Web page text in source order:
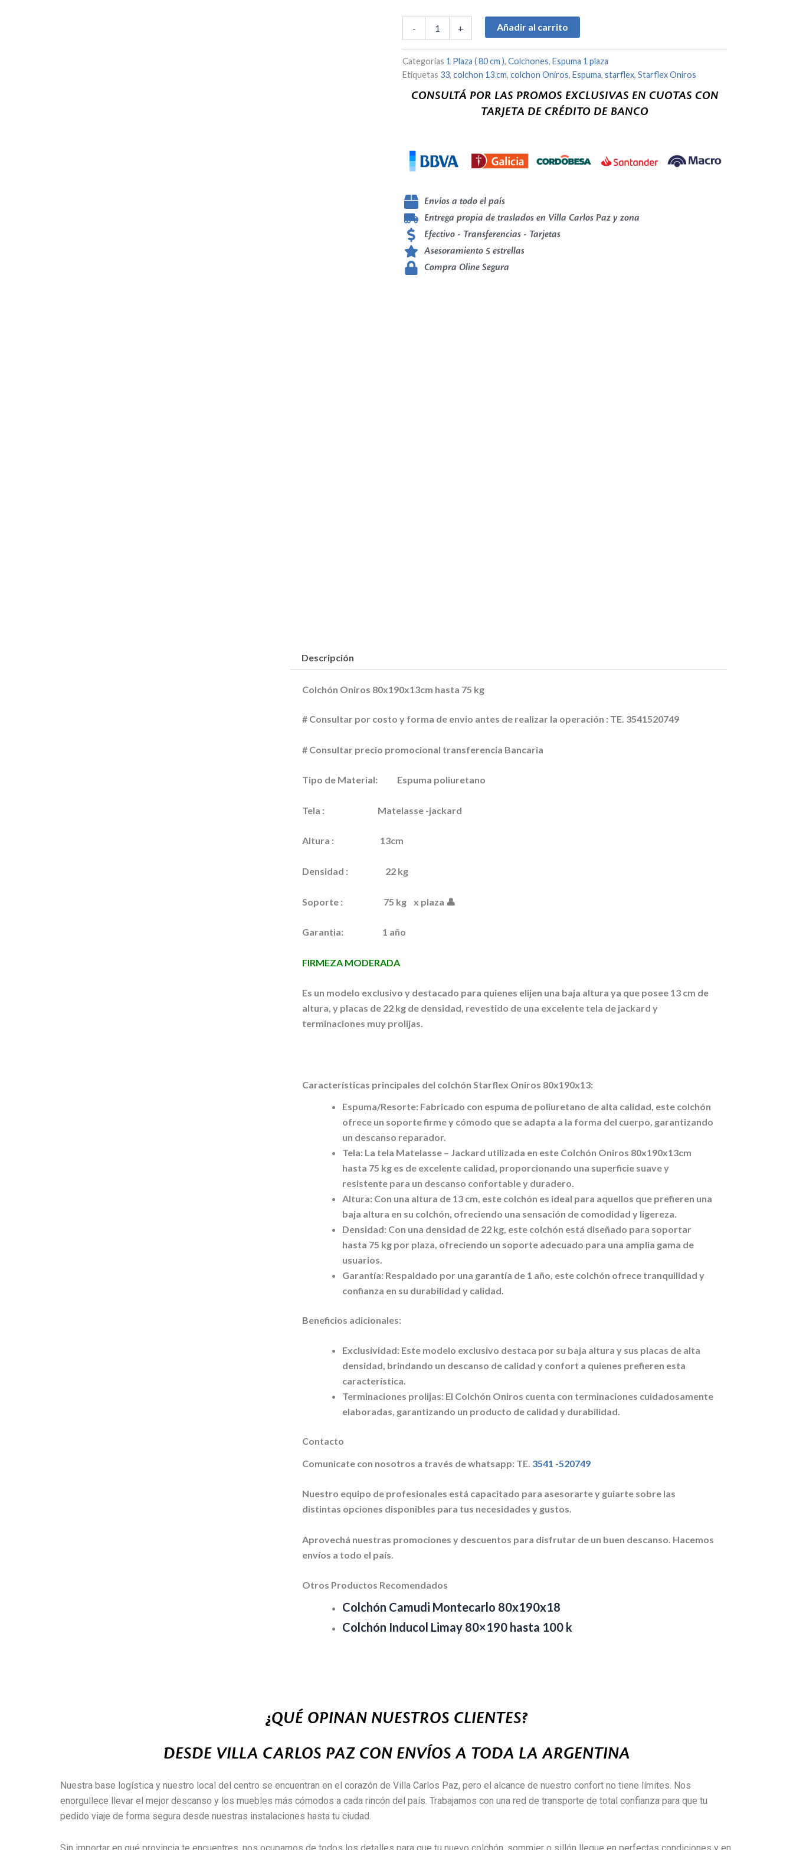
-
(80cm)
cantidad
+ Añadir al carrito
Categorías 1 Plaza ( 80 cm ), Colchones, Espuma 1 plaza
Etiquetas 33, colchon 13 cm, colchon Oniros, Espuma, starflex, Starflex Oniros
CONSULTÁ POR LAS PROMOS EXCLUSIVAS EN CUOTAS CON
TARJETA DE CRÉDITO DE BANCO
Envíos a todo el país
Entrega propia de traslados en Villa Carlos Paz y zona
Efectivo - Transferencias - Tarjetas
Asesoramiento 5 estrellas
Compra Oline Segura
Descripción
Colchón Oniros 80x190x13cm hasta 75 kg
# Consultar por costo y forma de envio antes de realizar la operación : TE. 3541520749
# Consultar precio promocional transferencia Bancaria
Tipo de Material: Espuma poliuretano
Tela : Matelasse -jackard
Altura : 13cm
Densidad : 22 kg
Soporte : 75 kg x plaza 👤
Garantia: 1 año
FIRMEZA MODERADA
Es un modelo exclusivo y destacado para quienes elijen una baja altura ya que posee 13 cm de
altura, y placas de 22 kg de densidad, revestido de una excelente tela de jackard y
terminaciones muy prolijas.
Características principales del colchón Starflex Oniros 80x190x13:
Espuma/Resorte: Fabricado con espuma de poliuretano de alta calidad, este colchón
ofrece un soporte firme y cómodo que se adapta a la forma del cuerpo, garantizando
un descanso reparador.
Tela: La tela Matelasse – Jackard utilizada en este Colchón Oniros 80x190x13cm
hasta 75 kg es de excelente calidad, proporcionando una superficie suave y
resistente para un descanso confortable y duradero.
Altura: Con una altura de 13 cm, este colchón es ideal para aquellos que prefieren una
baja altura en su colchón, ofreciendo una sensación de comodidad y ligereza.
Densidad: Con una densidad de 22 kg, este colchón está diseñado para soportar
hasta 75 kg por plaza, ofreciendo un soporte adecuado para una amplia gama de
usuarios.
Garantía: Respaldado por una garantía de 1 año, este colchón ofrece tranquilidad y
confianza en su durabilidad y calidad.
Beneficios adicionales:
Exclusividad: Este modelo exclusivo destaca por su baja altura y sus placas de alta
densidad, brindando un descanso de calidad y confort a quienes prefieren esta
característica.
Terminaciones prolijas: El Colchón Oniros cuenta con terminaciones cuidadosamente
elaboradas, garantizando un producto de calidad y durabilidad.
Contacto
Comunicate con nosotros a través de whatsapp: TE. 3541 -520749
Nuestro equipo de profesionales está capacitado para asesorarte y guiarte sobre las
distintas opciones disponibles para tus necesidades y gustos.
Aprovechá nuestras promociones y descuentos para disfrutar de un buen descanso. Hacemos
envíos a todo el país.
Otros Productos Recomendados
Colchón Camudi Montecarlo 80x190x18
Colchón Inducol Limay 80×190 hasta 100 k
¿QUÉ OPINAN NUESTROS CLIENTES?
DESDE VILLA CARLOS PAZ CON ENVÍOS A TODA LA ARGENTINA
Nuestra base logística y nuestro local del centro se encuentran en el corazón de Villa Carlos Paz, pero el alcance de nuestro confort no tiene límites. Nos
enorgullece llevar el mejor descanso y los muebles más cómodos a cada rincón del país. Trabajamos con una red de transporte de total confianza para que tu
pedido viaje de forma segura desde nuestras instalaciones hasta tu ciudad.
Sin importar en qué provincia te encuentres, nos ocupamos de todos los detalles para que tu nuevo colchón, sommier o sillón llegue en perfectas condiciones y en